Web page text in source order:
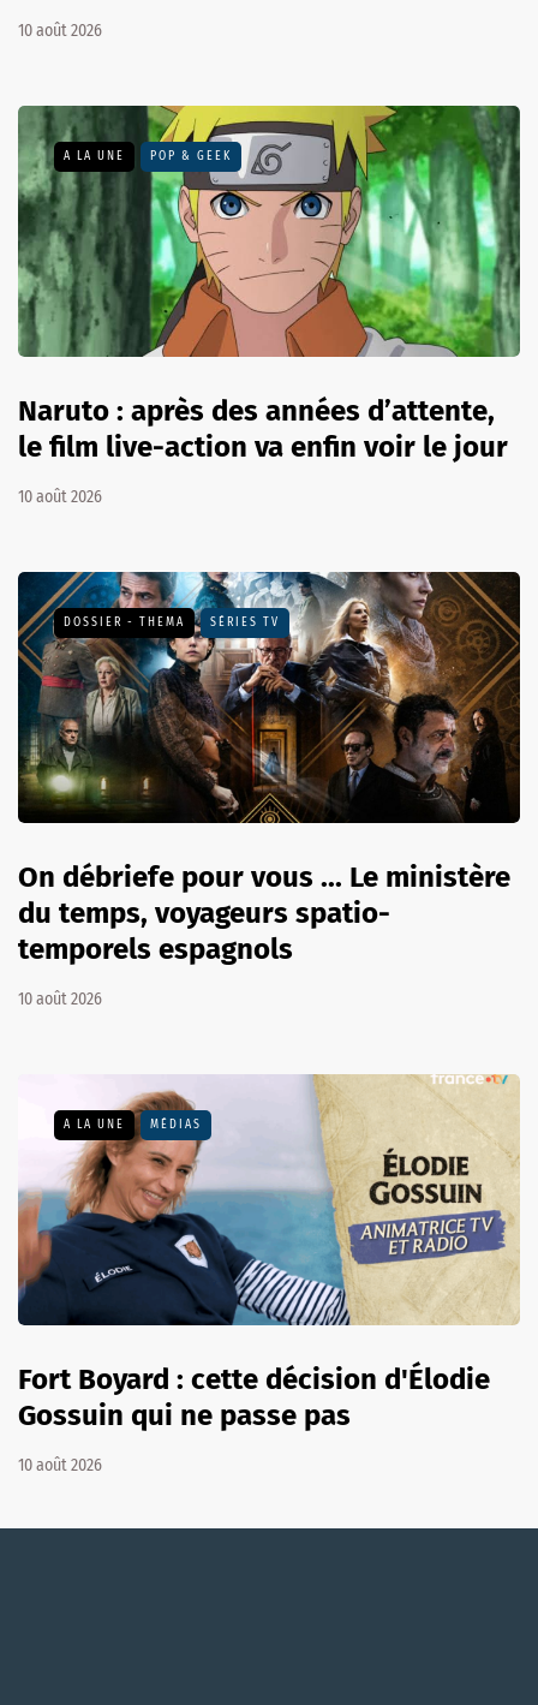
10 août 2026
A LA UNE POP & GEEK
Naruto : après des années d’attente,
le film live-action va enfin voir le jour
10 août 2026
DOSSIER - THEMA SÉRIES TV
On débriefe pour vous ... Le ministère
du temps, voyageurs spatio-
temporels espagnols
10 août 2026
A LA UNE MÉDIAS
Fort Boyard : cette décision d'Élodie
Gossuin qui ne passe pas
10 août 2026